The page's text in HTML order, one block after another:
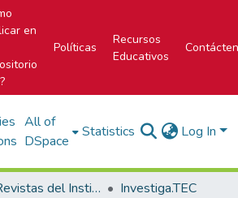
en
Políticas
Recursos
Educativos
All of
DSpace
Statistics Log In
Portal de Revistas del Instituto Tecnológico de Costa Rica
Investiga.TEC